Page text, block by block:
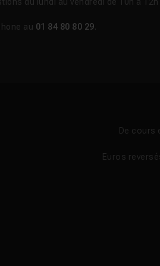
du lundi au vendredi de 10h à
au 01 84 80 80 29.
De cours
Euros